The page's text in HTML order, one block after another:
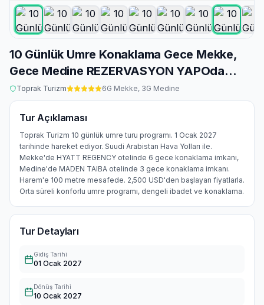
10 Günlük Umre Konaklama Gece Mekke,
Gece Medine REZERVASYON YAPOda...
Toprak Turizm 6G Mekke, 3G Medine
Tur Açıklaması
Toprak Turizm 10 günlük umre turu programı. 1 Ocak 2027
tarihinde hareket ediyor. Suudi Arabistan Hava Yolları ile.
Mekke'de HYATT REGENCY otelinde 6 gece konaklama imkanı,
Medine'de MADEN TAIBA otelinde 3 gece konaklama imkanı.
Harem'e 100 metre mesafede. 2,500 USD'den başlayan fiyatlarla.
Orta süreli konforlu umre programı, dengeli ibadet ve konaklama.
Tur Detayları
Gidiş Tarihi
01 Ocak 2027
Dönüş Tarihi
10 Ocak 2027